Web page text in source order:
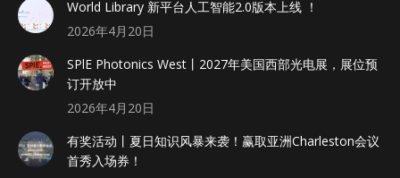
World Library 新平台人工智能2.0版本上线 ！
2026年4月20日
SPlE Photonics West丨2027年美国西部光电展，展位预
订开放中
2026年4月20日
有奖活动丨夏日知识风暴来袭！赢取亚洲Charleston会议
首秀入场券！